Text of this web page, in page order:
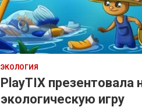
ЭКОЛОГИЯ
PlayTIX презентовала
экологическую игру